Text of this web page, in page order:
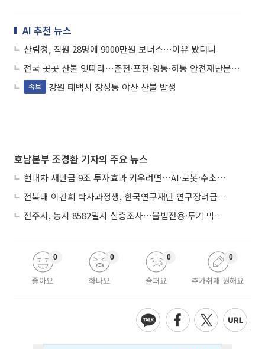
AI 추천 뉴스
산림청, 직원 28명에 9000만원 보너스…이유 봤더니
전국 곳곳 산불 잇따라…춘천·포천·영동·하동 안전재난문자 발송
속보 강원 태백시 장성동 야산 산불 발생
호남본부 조경환 기자의 주요 뉴스
현대차 새만금 9조 투자효과 키우려면…AI·로봇·수소 공공기관 집적화 시급
전북대 이건희 박사과정생, 한국연구재단 연구장려금 선정
전주시, 농지 8582필지 심층조사…불법전용·투기 막는다
좋아요
0
화나요
0
슬퍼요
0
추가취재 원해요
0